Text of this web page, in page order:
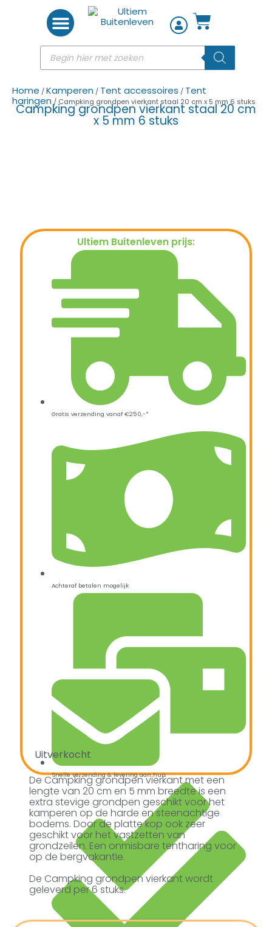
Home /Kamperen / Tent accessoires / Tent
haringen / Campking grondpen vierkant staal 20 cm x 5 mm 6 stuks
Campking grondpen vierkant staal 20 cm
x 5 mm 6 stuks
Ultiem Buitenleven prijs:
Gratis verzending vanaf €250,-*
Achteraf betalen mogelijk
Snelle verzending & levering aan huis
Uitverkocht
De Campking grondpen vierkant met een
lengte van 20 cm en 5 mm breedte is een
extra stevige grondpen geschikt voor het
kamperen op de harde en steenachtige
bodems. Door de platte kop ook zeer
geschikt voor het vastzetten van
grondzeilen. Een onmisbare tentharing voor
op de bergvakantie.
De Campking grondpen vierkant wordt
geleverd per 6 stuks.